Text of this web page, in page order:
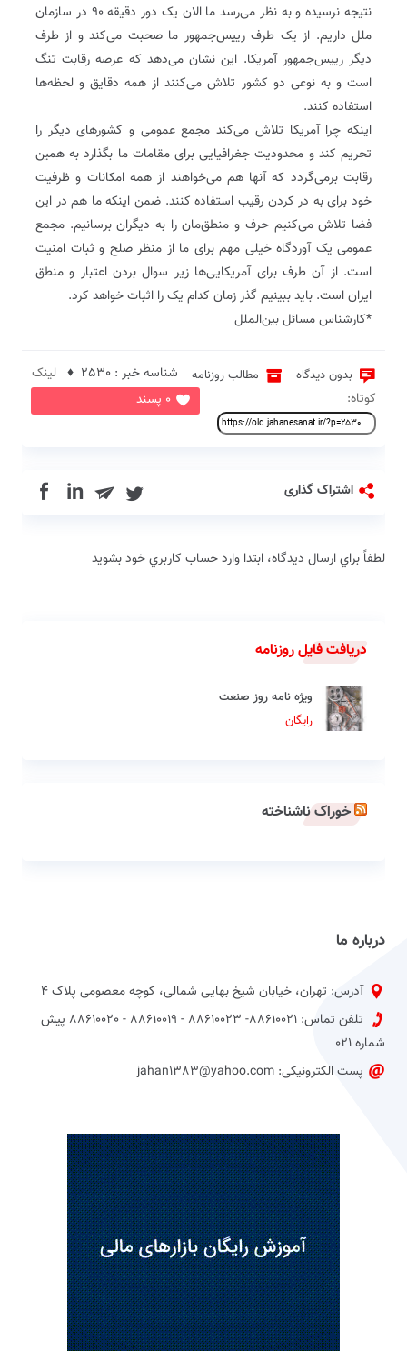
نتیجه نرسیده و به نظر می‌رسد ما الان یک دور دقیقه ۹۰ در سازمان
ملل داریم. از یک طرف رییس‌جمهور ما صحبت می‌کند و از طرف
دیگر رییس‌جمهور آمریکا. این نشان می‌دهد که عرصه رقابت تنگ
است و به نوعی دو کشور تلاش می‌کنند از همه دقایق و لحظه‌ها
استفاده کنند.
اینکه چرا آمریکا تلاش می‌کند مجمع عمومی و کشورهای دیگر را
تحریم کند و محدودیت جغرافیایی برای مقامات ما بگذارد به همین
رقابت برمی‌گردد که آنها هم می‌خواهند از همه امکانات و ظرفیت
خود برای به در کردن رقیب استفاده کنند. ضمن اینکه ما هم در این
فضا تلاش می‌کنیم حرف‌ و منطق‌مان را به دیگران برسانیم. مجمع
عمومی یک آوردگاه خیلی مهم برای ما از منظر صلح و ثبات امنیت
است. از آن طرف برای آمریکایی‌ها زیر سوال بردن اعتبار و منطق
ایران است. باید ببینیم گذر زمان کدام یک را اثبات خواهد کرد.
*کارشناس مسائل بین‌الملل
بدون دیدگاه مطالب روزنامه
0 پسند
شناسه خبر : 2530 ♦
لینک
کوتاه:
اشتراک گذاری in
لطفاً براي ارسال دیدگاه، ابتدا وارد حساب كاربري خود بشويد
دریافت فایل روزنامه
ویژه نامه روز صنعت
رایگان
خوراک ناشناخته
درباره ما
آدرس: تهران، خیابان شیخ بهایی شمالی، کوچه معصومی پلاک 4
تلفن تماس: 88610021- 88610023 - 88610019 - 88610020 پیش
شماره 021
پست الکترونیکی: jahan1383@yahoo.com